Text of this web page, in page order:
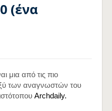
(ένα
μια από τις πιο
των αναγνωστών του
Archdaily.